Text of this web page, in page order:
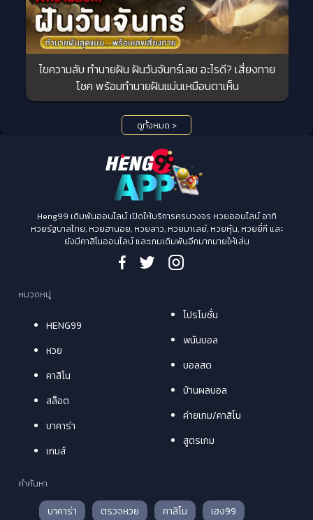
ไขความลับ ทำนายฝัน ฝันวันจันทร์เลข อะไรดี? เสี่ยงทาย
โชค พร้อมทำนายฝันแม่นเหมือนตาเห็น
ดูทั้งหมด >
Heng99 เดิมพันออนไลน์ เปิดให้บริการครบวงจร หวยออนไลน์ อาทิ
หวยรัฐบาลไทย, หวยฮานอย, หวยลาว, หวยมาเลย์, หวยหุ้น, หวยยี่กี และ
ยังมีคาสิโนออนไลน์ และเกมเดิมพันอีกมากมายให้เล่น
หมวดหมู่
HENG99
หวย
คาสิโน
สล็อต
บาคาร่า
เกมส์
โปรโมชั่น
พนันบอล
บอลสด
บ้านผลบอล
ค่ายเกม/คาสิโน
สูตรเกม
คำค้นหา
บาคาร่า ตรวจหวย คาสิโน เฮง99